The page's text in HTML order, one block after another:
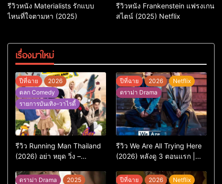
รีวิวหนัง Materialists รักแบบ
ไหนที่ใจตามหา (2025)
รีวิวหนัง Frankenstein แฟรงเกน
สไตน์ (2025) Netflix
เรื่องมาใหม่
ปีที่ฉาย
2026
ตลก Comedy
รายการบันเทิง–วาไรตี้
รีวิว Running Man Thailand
(2026) อย่า หยุด วิ่ง –
ต้นฉบับเกาหลี
ปีที่ฉาย 2026
Netflix
ดราม่า Drama
รีวิว We Are All Trying Here
(2026) หลังดู 3 ตอนแรก |
แต่ยังไปไม่ถึงไหน
ดราม่า Drama
2025
ปีที่ฉาย 2026
Netflix